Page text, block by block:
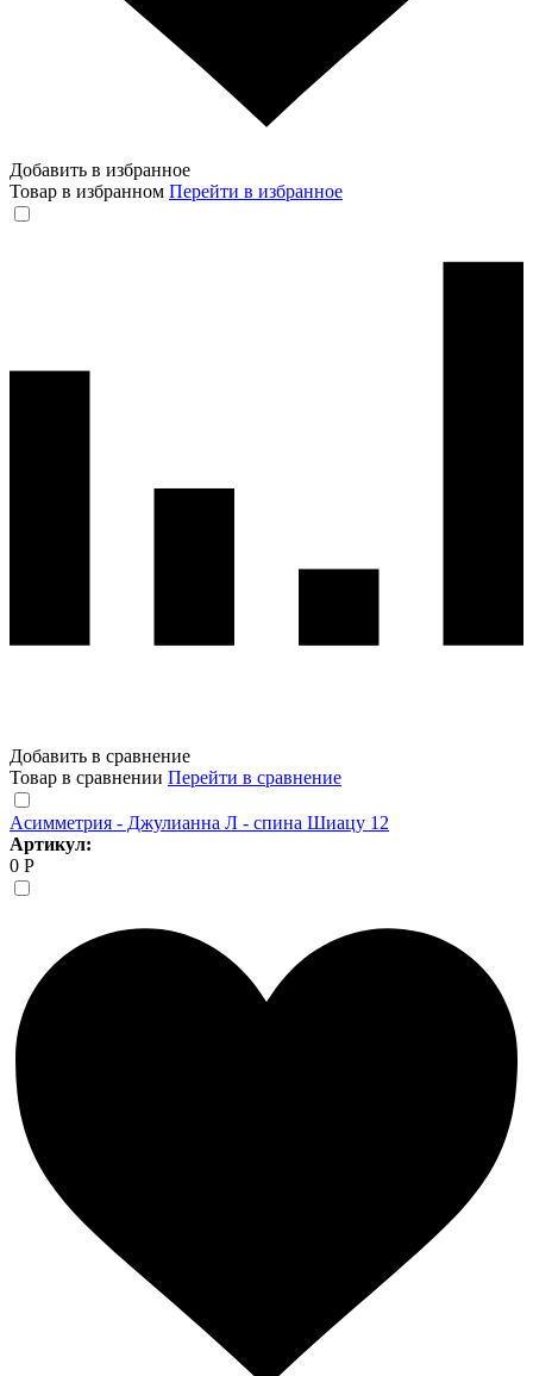
Добавить в избранное
Товар в избранном Перейти в избранное
Добавить в сравнение
Товар в сравнении Перейти в сравнение
Асимметрия - Джулианна Л - спина Шиацу 12
Артикул:
0 Р